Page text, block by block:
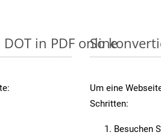
in PDF online
So
Um eine
Schritten:
Besuchen